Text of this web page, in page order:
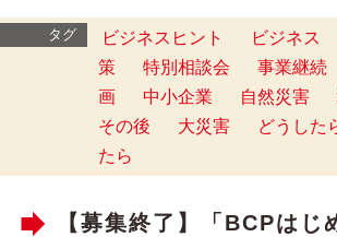
タグ ビジネスヒント ビジネス
策
特別相談会 事業継続
画
中小企業 自然災害
その後
大災害 どうした
たら
【募集終了】「BCPはじ